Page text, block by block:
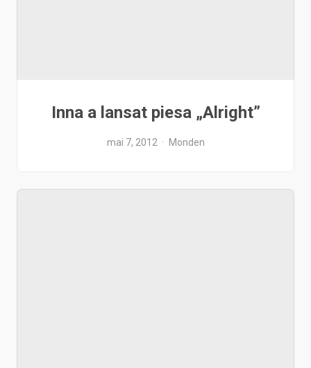
Inna a lansat piesa „Alright”
mai 7, 2012 Monden